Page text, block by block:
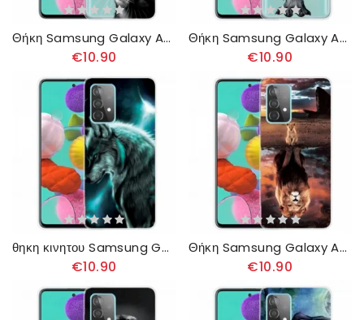
Θήκη Samsung Galaxy A32 4G Γάτα Και Πεταλούδα
€10.90
Θήκη Samsung Galaxy A32 4G Γραφικός Λύκος
€10.90
θηκη κινητου Samsung Galaxy A32 4G Βασιλικός Λύκος
€10.90
Θήκη Samsung Galaxy A32 4G Όνειρο Γατάκι
€10.90